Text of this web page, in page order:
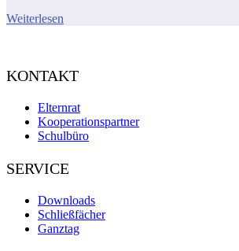
Weiterlesen
KONTAKT
Elternrat
Kooperationspartner
Schulbüro
SERVICE
Downloads
Schließfächer
Ganztag